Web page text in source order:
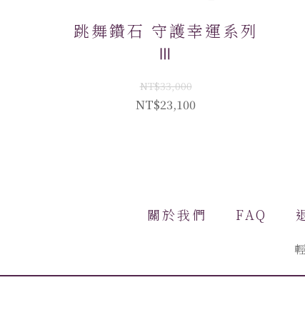
跳舞鑽石 守護幸運系列
Ⅲ
NT$33,000
NT$23,100
關於我們 FAQ